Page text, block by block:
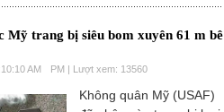
Mỹ trang bị siêu bom xuyên 61 m bê
AM PM | Lượt xem: 13560
Không quân Mỹ (USAF)